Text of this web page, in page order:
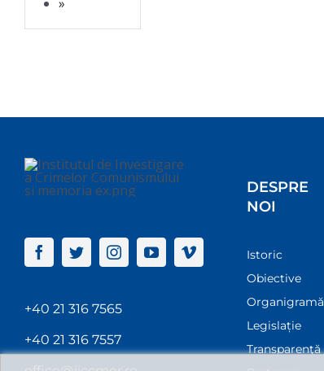
+40 21 316 7565
+40 21 316 7557
DESPRE
NOI
Istoric
Obiective
Organigramă
Legislație
Transparenţă